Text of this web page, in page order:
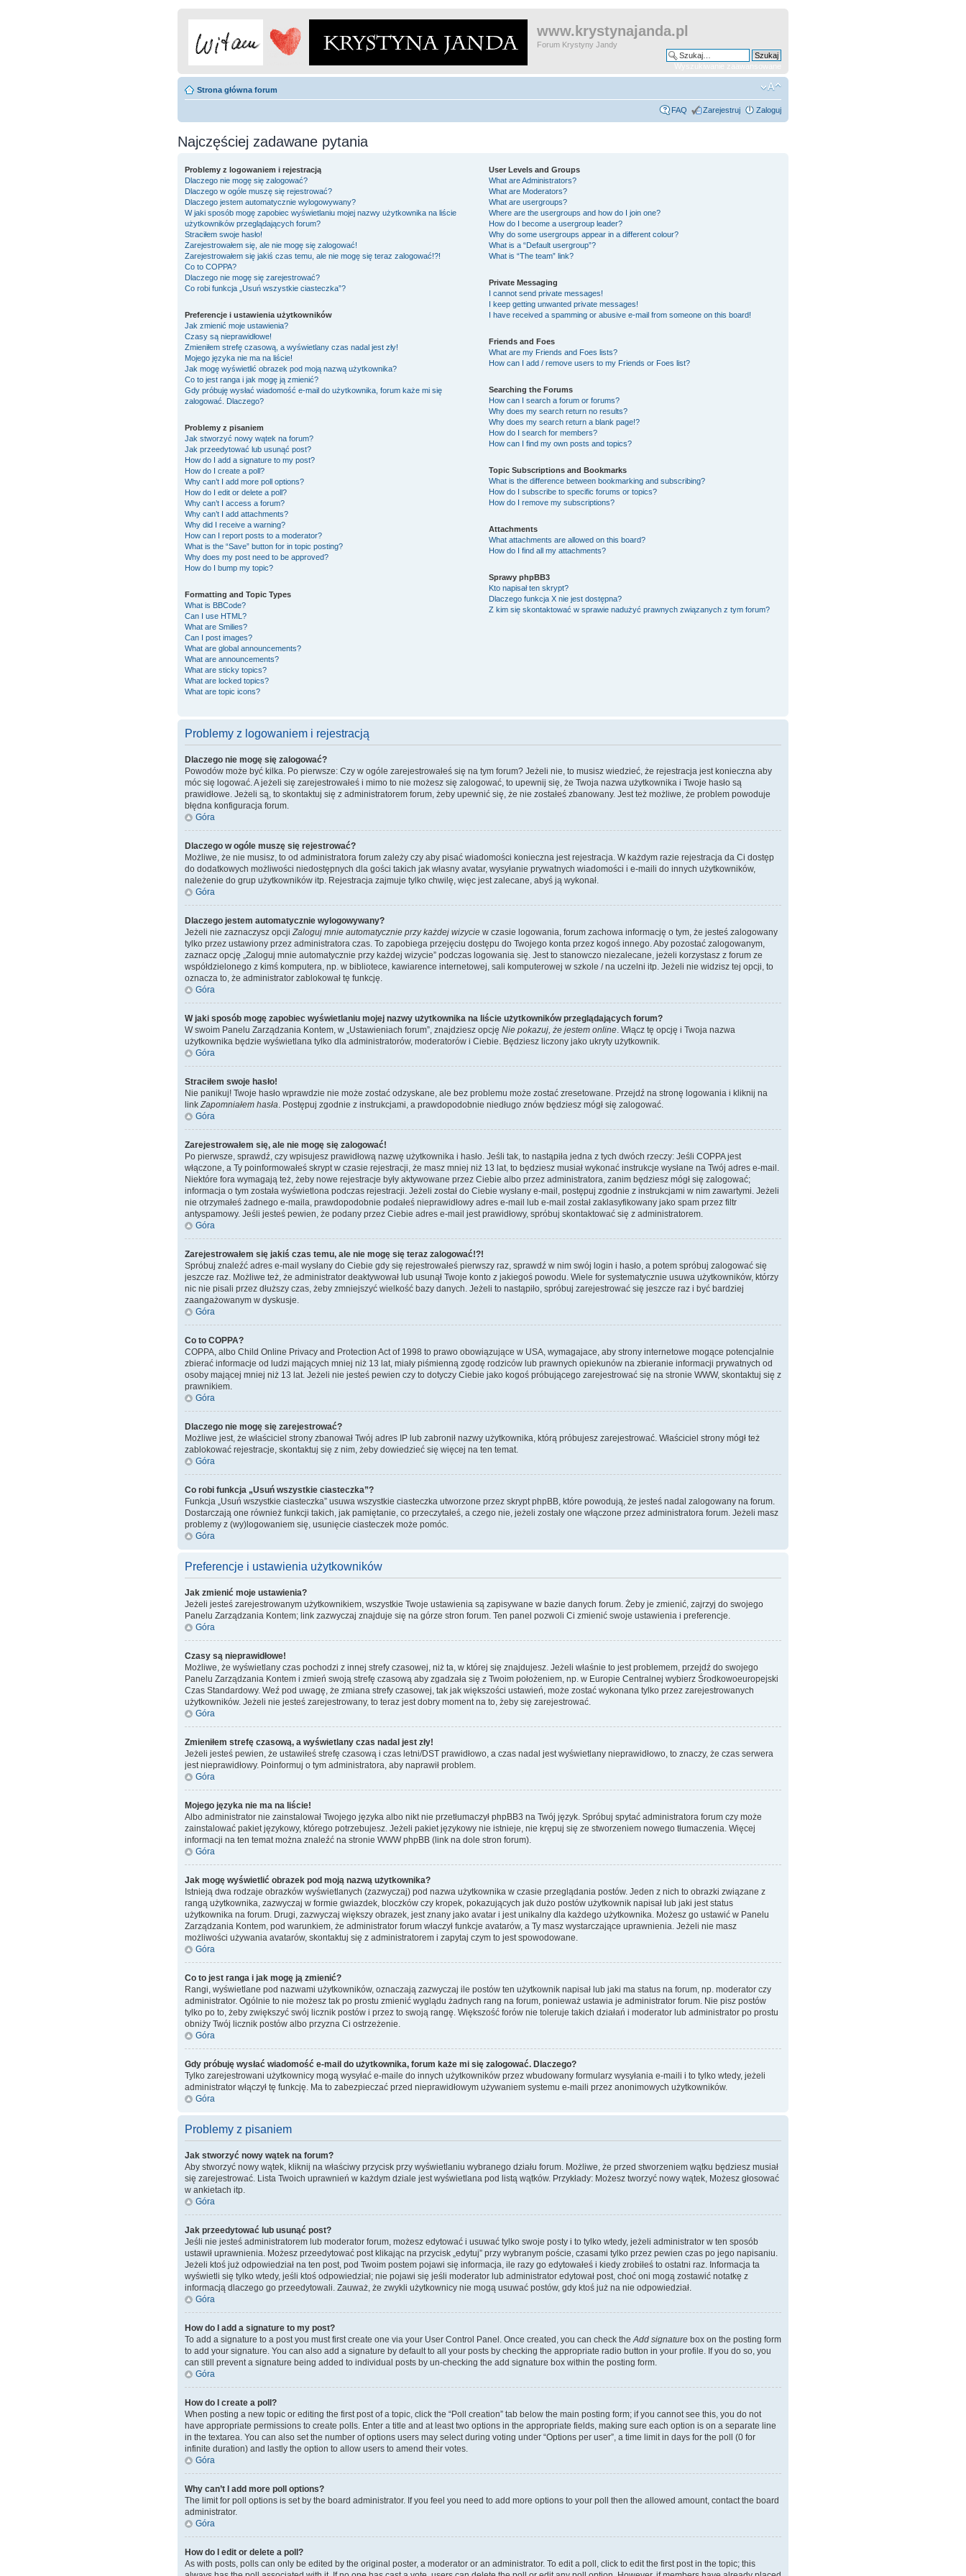
www.krystynajanda.pl
Forum Krystyny Jandy
Strona główna forum
FAQ Zarejestruj Zaloguj
Najczęściej zadawane pytania
Problemy z logowaniem i rejestracją
Dlaczego nie mogę się zalogować?
Dlaczego w ogóle muszę się rejestrować?
Dlaczego jestem automatycznie wylogowywany?
W jaki sposób mogę zapobiec wyświetlaniu mojej nazwy użytkownika na liście
użytkowników przeglądających forum?
Straciłem swoje hasło!
Zarejestrowałem się, ale nie mogę się zalogować!
Zarejestrowałem się jakiś czas temu, ale nie mogę się teraz zalogować!?!
Co to COPPA?
Dlaczego nie mogę się zarejestrować?
Co robi funkcja „Usuń wszystkie ciasteczka”?
Preferencje i ustawienia użytkowników
Jak zmienić moje ustawienia?
Czasy są nieprawidłowe!
Zmieniłem strefę czasową, a wyświetlany czas nadal jest zły!
Mojego języka nie ma na liście!
Jak mogę wyświetlić obrazek pod moją nazwą użytkownika?
Co to jest ranga i jak mogę ją zmienić?
Gdy próbuję wysłać wiadomość e-mail do użytkownika, forum każe mi się
zalogować. Dlaczego?
Problemy z pisaniem
Jak stworzyć nowy wątek na forum?
Jak przeedytować lub usunąć post?
How do I add a signature to my post?
How do I create a poll?
Why can’t I add more poll options?
How do I edit or delete a poll?
Why can’t I access a forum?
Why can’t I add attachments?
Why did I receive a warning?
How can I report posts to a moderator?
What is the “Save” button for in topic posting?
Why does my post need to be approved?
How do I bump my topic?
Formatting and Topic Types
What is BBCode?
Can I use HTML?
What are Smilies?
Can I post images?
What are global announcements?
What are announcements?
What are sticky topics?
What are locked topics?
What are topic icons?
User Levels and Groups
What are Administrators?
What are Moderators?
What are usergroups?
Where are the usergroups and how do I join one?
How do I become a usergroup leader?
Why do some usergroups appear in a different colour?
What is a “Default usergroup”?
What is “The team” link?
Private Messaging
I cannot send private messages!
I keep getting unwanted private messages!
I have received a spamming or abusive e-mail from someone on this board!
Friends and Foes
What are my Friends and Foes lists?
How can I add / remove users to my Friends or Foes list?
Searching the Forums
How can I search a forum or forums?
Why does my search return no results?
Why does my search return a blank page!?
How do I search for members?
How can I find my own posts and topics?
Topic Subscriptions and Bookmarks
What is the difference between bookmarking and subscribing?
How do I subscribe to specific forums or topics?
How do I remove my subscriptions?
Attachments
What attachments are allowed on this board?
How do I find all my attachments?
Sprawy phpBB3
Kto napisał ten skrypt?
Dlaczego funkcja X nie jest dostępna?
Z kim się skontaktować w sprawie nadużyć prawnych związanych z tym forum?
Problemy z logowaniem i rejestracją
Dlaczego nie mogę się zalogować?
Powodów może być kilka. Po pierwsze: Czy w ogóle zarejestrowałeś się na tym forum? Jeżeli nie, to musisz wiedzieć, że rejestracja jest konieczna aby
móc się logować. A jeżeli się zarejestrowałeś i mimo to nie możesz się zalogować, to upewnij się, że Twoja nazwa użytkownika i Twoje hasło są
prawidłowe. Jeżeli są, to skontaktuj się z administratorem forum, żeby upewnić się, że nie zostałeś zbanowany. Jest też możliwe, że problem powoduje
błędna konfiguracja forum.
Góra
Dlaczego w ogóle muszę się rejestrować?
Możliwe, że nie musisz, to od administratora forum zależy czy aby pisać wiadomości konieczna jest rejestracja. W każdym razie rejestracja da Ci dostęp
do dodatkowych możliwości niedostępnych dla gości takich jak własny avatar, wysyłanie prywatnych wiadomości i e-maili do innych użytkowników,
należenie do grup użytkowników itp. Rejestracja zajmuje tylko chwilę, więc jest zalecane, abyś ją wykonał.
Góra
Dlaczego jestem automatycznie wylogowywany?
Jeżeli nie zaznaczysz opcjiZaloguj mnie automatycznie przy każdej wizycie w czasie logowania, forum zachowa informację o tym, że jesteś zalogowany
tylko przez ustawiony przez administratora czas. To zapobiega przejęciu dostępu do Twojego konta przez kogoś innego. Aby pozostać zalogowanym,
zaznacz opcję „Zaloguj mnie automatycznie przy każdej wizycie” podczas logowania się. Jest to stanowczo niezalecane, jeżeli korzystasz z forum ze
współdzielonego z kimś komputera, np. w bibliotece, kawiarence internetowej, sali komputerowej w szkole / na uczelni itp. Jeżeli nie widzisz tej opcji, to
oznacza to, że administrator zablokował tę funkcję.
Góra
W jaki sposób mogę zapobiec wyświetlaniu mojej nazwy użytkownika na liście użytkowników przeglądających forum?
W swoim Panelu Zarządzania Kontem, w „Ustawieniach forum”, znajdziesz opcję Nie pokazuj, że jestem online. Włącz tę opcję i Twoja nazwa
użytkownika będzie wyświetlana tylko dla administratorów, moderatorów i Ciebie. Będziesz liczony jako ukryty użytkownik.
Góra
Straciłem swoje hasło!
Nie panikuj! Twoje hasło wprawdzie nie może zostać odzyskane, ale bez problemu może zostać zresetowane. Przejdź na stronę logowania i kliknij na
linkZapomniałem hasła. Postępuj zgodnie z instrukcjami, a prawdopodobnie niedługo znów będziesz mógł się zalogować.
Góra
Zarejestrowałem się, ale nie mogę się zalogować!
Po pierwsze, sprawdź, czy wpisujesz prawidłową nazwę użytkownika i hasło. Jeśli tak, to nastąpiła jedna z tych dwóch rzeczy: Jeśli COPPA jest
włączone, a Ty poinformowałeś skrypt w czasie rejestracji, że masz mniej niż 13 lat, to będziesz musiał wykonać instrukcje wysłane na Twój adres e-mail.
Niektóre fora wymagają też, żeby nowe rejestracje były aktywowane przez Ciebie albo przez administratora, zanim będziesz mógł się zalogować;
informacja o tym została wyświetlona podczas rejestracji. Jeżeli został do Ciebie wysłany e-mail, postępuj zgodnie z instrukcjami w nim zawartymi. Jeżeli
nie otrzymałeś żadnego e-maila, prawdopodobnie podałeś nieprawidłowy adres e-mail lub e-mail został zaklasyfikowany jako spam przez filtr
antyspamowy. Jeśli jesteś pewien, że podany przez Ciebie adres e-mail jest prawidłowy, spróbuj skontaktować się z administratorem.
Góra
Zarejestrowałem się jakiś czas temu, ale nie mogę się teraz zalogować!?!
Spróbuj znaleźć adres e-mail wysłany do Ciebie gdy się rejestrowałeś pierwszy raz, sprawdź w nim swój login i hasło, a potem spróbuj zalogować się
jeszcze raz. Możliwe też, że administrator deaktywował lub usunął Twoje konto z jakiegoś powodu. Wiele for systematycznie usuwa użytkowników, którzy
nic nie pisali przez dłuższy czas, żeby zmniejszyć wielkość bazy danych. Jeżeli to nastąpiło, spróbuj zarejestrować się jeszcze raz i być bardziej
zaangażowanym w dyskusje.
Góra
Co to COPPA?
COPPA, albo Child Online Privacy and Protection Act of 1998 to prawo obowiązujące w USA, wymagajace, aby strony internetowe mogące potencjalnie
zbierać informacje od ludzi mających mniej niż 13 lat, miały piśmienną zgodę rodziców lub prawnych opiekunów na zbieranie informacji prywatnych od
osoby mającej mniej niż 13 lat. Jeżeli nie jesteś pewien czy to dotyczy Ciebie jako kogoś próbującego zarejestrować się na stronie WWW, skontaktuj się z
prawnikiem.
Góra
Dlaczego nie mogę się zarejestrować?
Możliwe jest, że właściciel strony zbanował Twój adres IP lub zabronił nazwy użytkownika, którą próbujesz zarejestrować. Właściciel strony mógł też
zablokować rejestracje, skontaktuj się z nim, żeby dowiedzieć się więcej na ten temat.
Góra
Co robi funkcja „Usuń wszystkie ciasteczka”?
Funkcja „Usuń wszystkie ciasteczka” usuwa wszystkie ciasteczka utworzone przez skrypt phpBB, które powodują, że jesteś nadal zalogowany na forum.
Dostarczają one również funkcji takich, jak pamiętanie, co przeczytałeś, a czego nie, jeżeli zostały one włączone przez administratora forum. Jeżeli masz
problemy z (wy)logowaniem się, usunięcie ciasteczek może pomóc.
Góra
Preferencje i ustawienia użytkowników
Jak zmienić moje ustawienia?
Jeżeli jesteś zarejestrowanym użytkownikiem, wszystkie Twoje ustawienia są zapisywane w bazie danych forum. Żeby je zmienić, zajrzyj do swojego
Panelu Zarządzania Kontem; link zazwyczaj znajduje się na górze stron forum. Ten panel pozwoli Ci zmienić swoje ustawienia i preferencje.
Góra
Czasy są nieprawidłowe!
Możliwe, że wyświetlany czas pochodzi z innej strefy czasowej, niż ta, w której się znajdujesz. Jeżeli właśnie to jest problemem, przejdź do swojego
Panelu Zarządzania Kontem i zmień swoją strefę czasową aby zgadzała się z Twoim położeniem, np. w Europie Centralnej wybierz Środkowoeuropejski
Czas Standardowy. Weź pod uwagę, że zmiana strefy czasowej, tak jak większości ustawień, może zostać wykonana tylko przez zarejestrowanych
użytkowników. Jeżeli nie jesteś zarejestrowany, to teraz jest dobry moment na to, żeby się zarejestrować.
Góra
Zmieniłem strefę czasową, a wyświetlany czas nadal jest zły!
Jeżeli jesteś pewien, że ustawiłeś strefę czasową i czas letni/DST prawidłowo, a czas nadal jest wyświetlany nieprawidłowo, to znaczy, że czas serwera
jest nieprawidłowy. Poinformuj o tym administratora, aby naprawił problem.
Góra
Mojego języka nie ma na liście!
Albo administrator nie zainstalował Twojego języka albo nikt nie przetłumaczył phpBB3 na Twój język. Spróbuj spytać administratora forum czy może
zainstalować pakiet językowy, którego potrzebujesz. Jeżeli pakiet językowy nie istnieje, nie krępuj się ze stworzeniem nowego tłumaczenia. Więcej
informacji na ten temat można znaleźć na stronie WWW phpBB (link na dole stron forum).
Góra
Jak mogę wyświetlić obrazek pod moją nazwą użytkownika?
Istnieją dwa rodzaje obrazków wyświetlanych (zazwyczaj) pod nazwa użytkownika w czasie przeglądania postów. Jeden z nich to obrazki związane z
rangą użytkownika, zazwyczaj w formie gwiazdek, bloczków czy kropek, pokazujących jak dużo postów użytkownik napisał lub jaki jest status
użytkownika na forum. Drugi, zazwyczaj większy obrazek, jest znany jako avatar i jest unikalny dla każdego użytkownika. Możesz go ustawić w Panelu
Zarządzania Kontem, pod warunkiem, że administrator forum właczył funkcje avatarów, a Ty masz wystarczające uprawnienia. Jeżeli nie masz
możliwości używania avatarów, skontaktuj się z administratorem i zapytaj czym to jest spowodowane.
Góra
Co to jest ranga i jak mogę ją zmienić?
Rangi, wyświetlane pod nazwami użytkowników, oznaczają zazwyczaj ile postów ten użytkownik napisał lub jaki ma status na forum, np. moderator czy
administrator. Ogólnie to nie możesz tak po prostu zmienić wyglądu żadnych rang na forum, ponieważ ustawia je administrator forum. Nie pisz postów
tylko po to, żeby zwiększyć swój licznik postów i przez to swoją rangę. Większość forów nie toleruje takich działań i moderator lub administrator po prostu
obniży Twój licznik postów albo przyzna Ci ostrzeżenie.
Góra
Gdy próbuję wysłać wiadomość e-mail do użytkownika, forum każe mi się zalogować. Dlaczego?
Tylko zarejestrowani użytkownicy mogą wysyłać e-maile do innych użytkowników przez wbudowany formularz wysyłania e-maili i to tylko wtedy, jeżeli
administrator włączył tę funkcję. Ma to zabezpieczać przed nieprawidłowym używaniem systemu e-maili przez anonimowych użytkowników.
Góra
Problemy z pisaniem
Jak stworzyć nowy wątek na forum?
Aby stworzyć nowy wątek, kliknij na właściwy przycisk przy wyświetlaniu wybranego działu forum. Możliwe, że przed stworzeniem wątku będziesz musiał
się zarejestrować. Lista Twoich uprawnień w każdym dziale jest wyświetlana pod listą wątków. Przykłady: Możesz tworzyć nowy wątek, Możesz głosować
w ankietach itp.
Góra
Jak przeedytować lub usunąć post?
Jeśli nie jesteś administratorem lub moderator forum, możesz edytować i usuwać tylko swoje posty i to tylko wtedy, jeżeli administrator w ten sposób
ustawił uprawnienia. Możesz przeedytować post klikając na przycisk „edytuj” przy wybranym poście, czasami tylko przez pewien czas po jego napisaniu.
Jeżeli ktoś już odpowiedział na ten post, pod Twoim postem pojawi się informacja, ile razy go edytowałeś i kiedy zrobiłeś to ostatni raz. Informacja ta
wyświetli się tylko wtedy, jeśli ktoś odpowiedział; nie pojawi się jeśli moderator lub administrator edytował post, choć oni mogą zostawić notatkę z
informacją dlaczego go przeedytowali. Zauważ, że zwykli użytkownicy nie mogą usuwać postów, gdy ktoś już na nie odpowiedział.
Góra
How do I add a signature to my post?
To add a signature to a post you must first create one via your User Control Panel. Once created, you can check theAdd signature box on the posting form
to add your signature. You can also add a signature by default to all your posts by checking the appropriate radio button in your profile. If you do so, you
can still prevent a signature being added to individual posts by un-checking the add signature box within the posting form.
Góra
How do I create a poll?
When posting a new topic or editing the first post of a topic, click the “Poll creation” tab below the main posting form; if you cannot see this, you do not
have appropriate permissions to create polls. Enter a title and at least two options in the appropriate fields, making sure each option is on a separate line
in the textarea. You can also set the number of options users may select during voting under “Options per user”, a time limit in days for the poll (0 for
infinite duration) and lastly the option to allow users to amend their votes.
Góra
Why can’t I add more poll options?
The limit for poll options is set by the board administrator. If you feel you need to add more options to your poll then the allowed amount, contact the board
administrator.
Góra
How do I edit or delete a poll?
As with posts, polls can only be edited by the original poster, a moderator or an administrator. To edit a poll, click to edit the first post in the topic; this